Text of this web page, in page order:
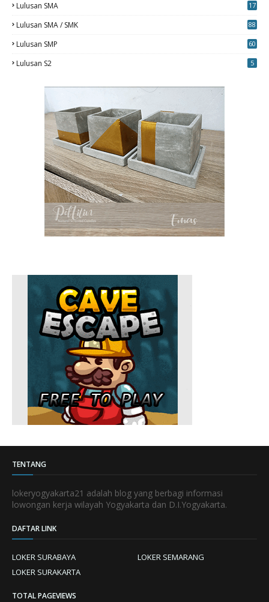
Lulusan SMA 17
Lulusan SMA / SMK
88
Lulusan SMP 60
Lulusan S2 5
TENTANG
lokeryogyakarta21 adalah blog yang berbagi informasi
lowongan kerja wilayah Yogyakarta dan D.I.Yogyakarta.
DAFTAR LINK
LOKER SURABAYA
LOKER SEMARANG
LOKER SURAKARTA
TOTAL PAGEVIEWS